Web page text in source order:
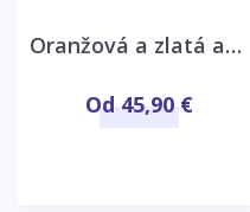
Oranžová a zlatá abstrakcia
Od 45,90 €